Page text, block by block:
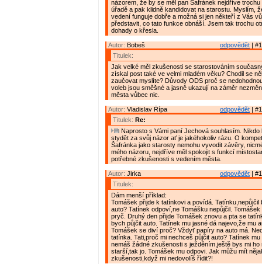
názorem, že by se měl pan Šafránek nejdříve trochu
úřadě a pak klidně kandidovat na starostu. Myslím,
vedení funguje dobře a možná si jen někteří z Vás
představit, co tato funkce obnáší. Jsem tak trochu
dohady o křesla.
odpovědět |
Autor: Bobeš
Titulek:
Jak velké měl zkušenosti se starostováním
získal post také ve velmi mladém věku? Chodil se
zaučovat myslíte? Důvody ODS proč se
voleb jsou směšné a jasně ukazují na záměr
města vůbec nic.
odpovědět |
Autor: Vladislav Řípa
Titulek: Re:
Naprosto s Vámi paní Jechová souhlasím. Nikdo
stydět za svůj názor ať je jakéhokoliv rázu. O
Šafránka jako starosty nemohu vyvodit závěry,
mého názoru, nejdříve měl spokojit s funkcí
potřebné zkušenosti s vedením města.
odpovědět |
Autor: Jirka
Titulek:
Dám menší příklad:
Tomášek přijde k tatínkovi a povídá. Tatínku,nepůjčil
auto? Tatínek odpoví,ne Tomášku nepůjčil.
pryč. Druhý den přijde Tomášek znovu a pta se
bych půjčit auto. Tatínek mu jasné dá najevo,že mu
Tomášek se diví proč? Vždyť papíry na auto má.
tatínka. Tati,proč mi nechceš půjčit auto? Tatínek
nemáš žádné zkušenosti s ježděním,ještě bys mi ho
starší,tak jo. Tomášek mu odpovi. Jak můžu mít
zkušenosti,když mi nedovolíš řídit?!